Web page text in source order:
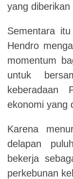
yang
Sementara
Hendro
momentum
untuk
keberadaan
ekonomi yang
Karena
delapan
bekerja
perkebunan